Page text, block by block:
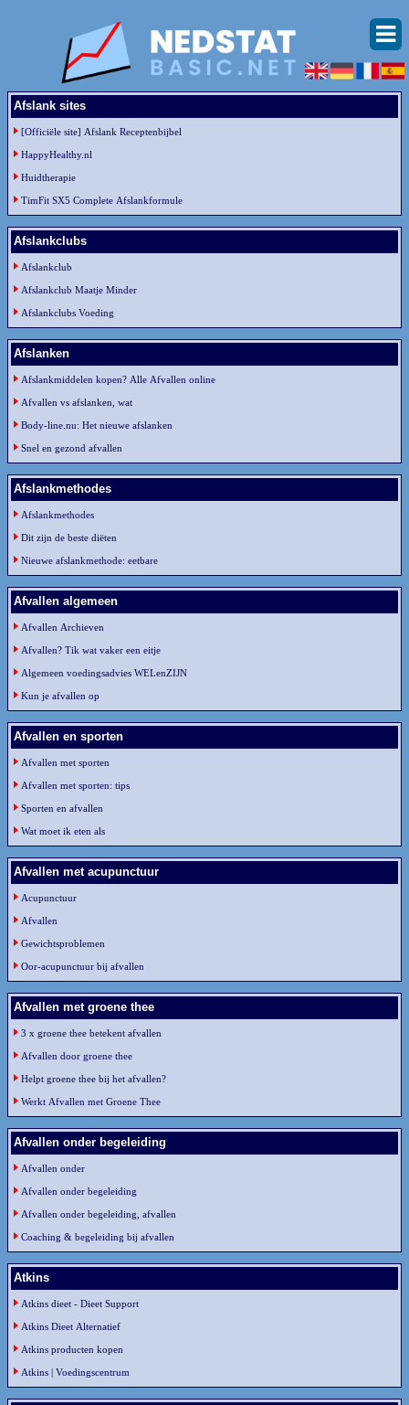
Afslank sites
[Officiële site] Afslank Receptenbijbel
HappyHealthy.nl
Huidtherapie
TimFit SX5 Complete Afslankformule
Afslankclubs
Afslankclub
Afslankclub Maatje Minder
Afslankclubs Voeding
Afslanken
Afslankmiddelen kopen? Alle Afvallen online
Afvallen vs afslanken, wat
Body-line.nu: Het nieuwe afslanken
Snel en gezond afvallen
Afslankmethodes
Afslankmethodes
Dit zijn de beste diëten
Nieuwe afslankmethode: eetbare
Afvallen algemeen
Afvallen Archieven
Afvallen? Tik wat vaker een eitje
Algemeen voedingsadvies WELenZIJN
Kun je afvallen op
Afvallen en sporten
Afvallen met sporten
Afvallen met sporten: tips
Sporten en afvallen
Wat moet ik eten als
Afvallen met acupunctuur
Acupunctuur
Afvallen
Gewichtsproblemen
Oor-acupunctuur bij afvallen
Afvallen met groene thee
3 x groene thee betekent afvallen
Afvallen door groene thee
Helpt groene thee bij het afvallen?
Werkt Afvallen met Groene Thee
Afvallen onder begeleiding
Afvallen onder
Afvallen onder begeleiding
Afvallen onder begeleiding, afvallen
Coaching & begeleiding bij afvallen
Atkins
Atkins dieet - Dieet Support
Atkins Dieet Alternatief
Atkins producten kopen
Atkins | Voedingscentrum